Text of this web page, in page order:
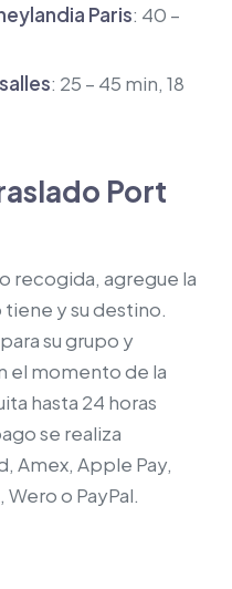
Paris: 40 –
: 25 – 45 min, 18
Port
recogida, agregue la
y su destino.
su grupo y
el momento de la
hasta 24 horas
se realiza
Amex, Apple Pay,
o PayPal.